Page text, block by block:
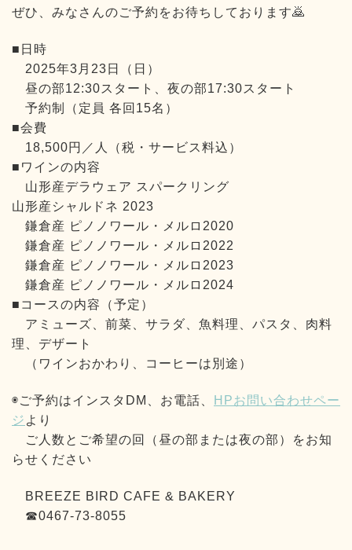
ぜひ、みなさんのご予約をお待ちしております🙇
■日時
2025年3月23日（日）
昼の部12:30スタート、夜の部17:30スタート
予約制（定員 各回15名）
■会費
18,500円／人（税・サービス料込）
■ワインの内容
山形産デラウェア スパークリング
山形産シャルドネ 2023
鎌倉産 ピノノワール・メルロ2020
鎌倉産 ピノノワール・メルロ2022
鎌倉産 ピノノワール・メルロ2023
鎌倉産 ピノノワール・メルロ2024
■コースの内容（予定）
アミューズ、前菜、サラダ、魚料理、パスタ、肉料
理、デザート
（ワインおかわり、コーヒーは別途）
◉ご予約はインスタDM、お電話、
HPお問い合わせペー
ジ より
ご人数とご希望の回（昼の部または夜の部）をお知
らせください
BREEZE BIRD CAFE & BAKERY
☎0467-73-8055